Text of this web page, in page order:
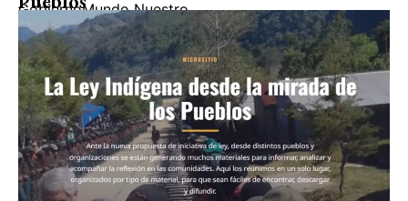
GobiernoMundo Nuestro